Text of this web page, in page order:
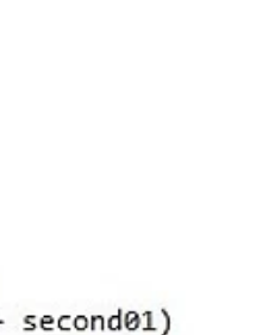
제 시간이 되었습니다. 월요일 오후